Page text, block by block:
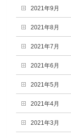
2021年9月
2021年8月
2021年7月
2021年6月
2021年5月
2021年4月
2021年3月